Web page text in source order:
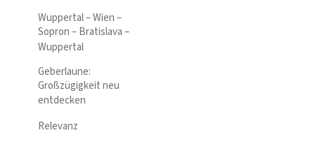
Wuppertal – Wien –
Sopron – Bratislava –
Wuppertal
Geberlaune:
Großzügigkeit neu
entdecken
Relevanz